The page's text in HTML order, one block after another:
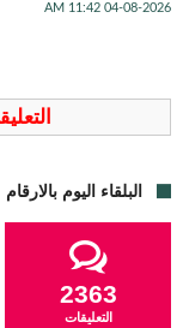
04-08-2026 11:42 AM
البلقاء اليوم بالارقام
2363
التعليقات